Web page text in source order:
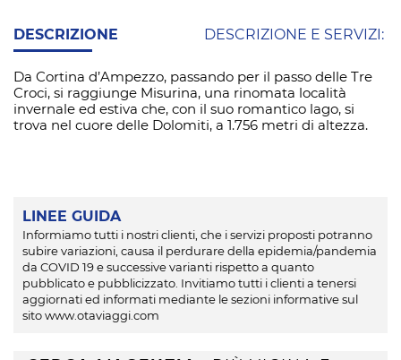
DESCRIZIONE DESCRIZIONE E SERVIZI:
Da Cortina d’Ampezzo, passando per il passo delle Tre
Croci, si raggiunge Misurina, una rinomata località
invernale ed estiva che, con il suo romantico lago, si
trova nel cuore delle Dolomiti, a 1.756 metri di altezza.
LINEE GUIDA
Informiamo tutti i nostri clienti, che i servizi proposti potranno
subire variazioni, causa il perdurare della epidemia/pandemia
da COVID 19 e successive varianti rispetto a quanto
pubblicato e pubblicizzato. Invitiamo tutti i clienti a tenersi
aggiornati ed informati mediante le sezioni informative sul
sito www.otaviaggi.com